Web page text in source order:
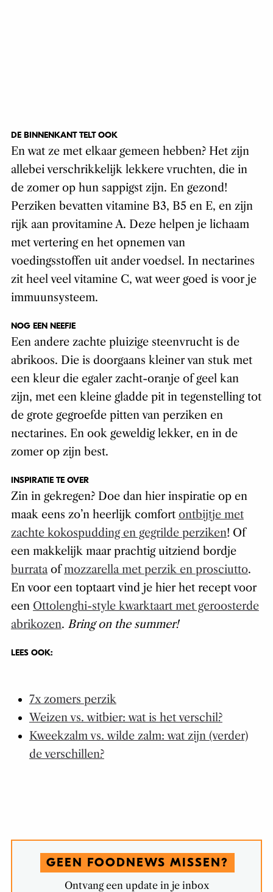
DE BINNENKANT TELT OOK
En wat ze met elkaar gemeen hebben? Het zijn
allebei verschrikkelijk lekkere vruchten, die in
de zomer op hun sappigst zijn. En gezond!
Perziken bevatten vitamine B3, B5 en E, en zijn
rijk aan provitamine A. Deze helpen je lichaam
met vertering en het opnemen van
voedingsstoffen uit ander voedsel. In nectarines
zit heel veel vitamine C, wat weer goed is voor je
immuunsysteem.
NOG EEN NEEFJE
Een andere zachte pluizige steenvrucht is de
abrikoos. Die is doorgaans kleiner van stuk met
een kleur die egaler zacht-oranje of geel kan
zijn, met een kleine gladde pit in tegenstelling tot
de grote gegroefde pitten van perziken en
nectarines. En ook geweldig lekker, en in de
zomer op zijn best.
INSPIRATIE TE OVER
Zin in gekregen? Doe dan hier inspiratie op en
maak eens zo’n heerlijk comfort ontbijtje met
zachte kokospudding en gegrilde perziken! Of
een makkelijk maar prachtig uitziend bordje
burrataofmozzarella met perzik en prosciutto.
En voor een toptaart vind je hier het recept voor
een Ottolenghi-style kwarktaart met geroosterde
abrikozen. Bring on the summer!
LEES OOK:
7x zomers perzik
Weizen vs. witbier: wat is het verschil?
Kweekzalm vs. wilde zalm: wat zijn (verder)
de verschillen?
GEEN FOODNEWS MISSEN?
Ontvang een update in je inbox